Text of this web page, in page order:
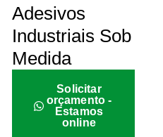
Adesivos
Industriais Sob
Medida
Solicitar
orçamento -
Estamos
online